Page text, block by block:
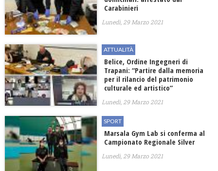
Carabinieri
Lunedì, 29 Marzo 2021
ATTUALITÀ
Belice, Ordine Ingegneri di
Trapani: “Partire dalla memoria
per il rilancio del patrimonio
culturale ed artistico”
Lunedì, 29 Marzo 2021
SPORT
Marsala Gym Lab si conferma al
Campionato Regionale Silver
Lunedì, 29 Marzo 2021